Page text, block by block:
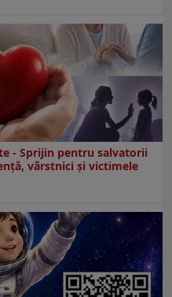
- Sprijin pentru salvatorii
vârstnici și victimele